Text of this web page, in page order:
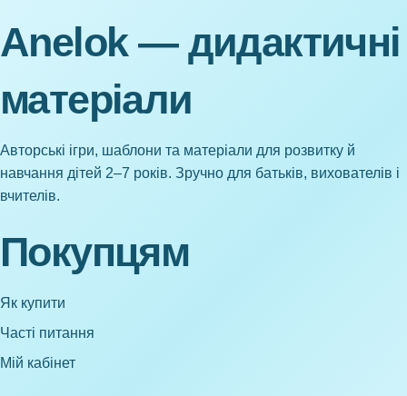
Anelok — дидактичні
матеріали
Авторські ігри, шаблони та матеріали для розвитку й
навчання дітей 2–7 років. Зручно для батьків, вихователів і
вчителів.
Покупцям
Як купити
Часті питання
Мій кабінет